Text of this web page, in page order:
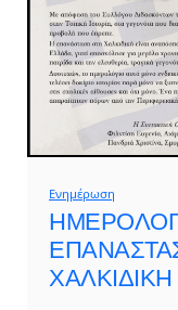
Ενημέρωση
ΧΑΛΚΙΔΙΚΗ